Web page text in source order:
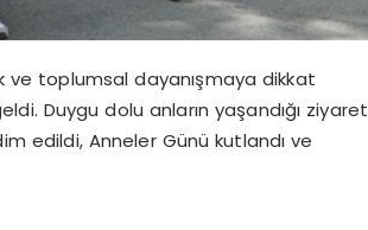
ve toplumsal dayanışmaya dikkat
Duygu dolu anların yaşandığı ziyaret
edildi, Anneler Günü kutlandı ve